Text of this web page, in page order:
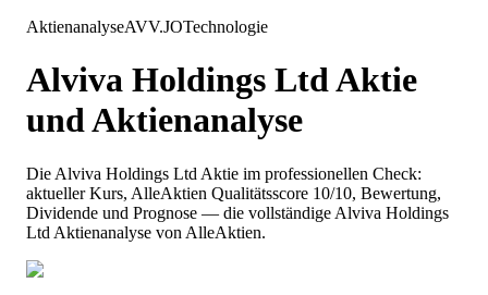
AktienanalyseAVV.JOTechnologie
Alviva Holdings LtdAktie
und Aktienanalyse
Die Alviva Holdings Ltd Aktie im professionellen Check:
aktueller Kurs, AlleAktien Qualitätsscore 10/10, Bewertung,
Dividende und Prognose — die vollständige Alviva Holdings
Ltd Aktienanalyse von AlleAktien.